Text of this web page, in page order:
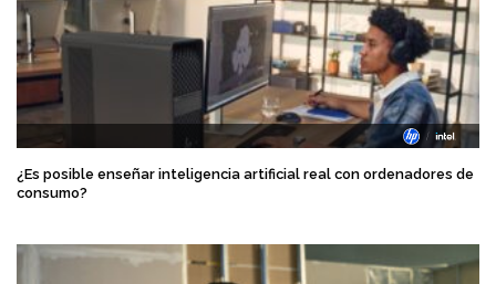
¿Es posible enseñar inteligencia artificial real con ordenadores de
consumo?